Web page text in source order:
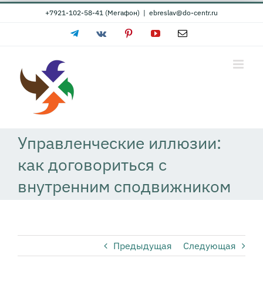
Skip
+7921-102-58-41 (Мегафон) | ebreslav@do-centr.ru
TelegramVk PinterestYouTubeEmail
Управленческие иллюзии:
как договориться с
внутренним сподвижником
Предыдущая Следующая